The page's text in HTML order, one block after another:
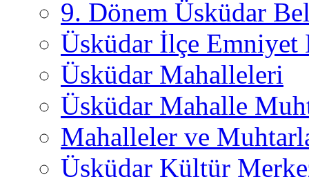
9. Dönem Üsküdar
Üsküdar İlçe
Üsküdar Mahalleleri
Üsküdar Mahalle
Mahalleler ve
Üsküdar Kültür